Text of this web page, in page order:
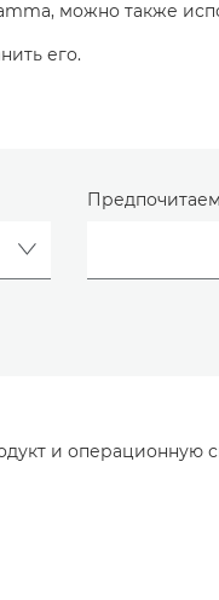
можно также
его.
и операционную